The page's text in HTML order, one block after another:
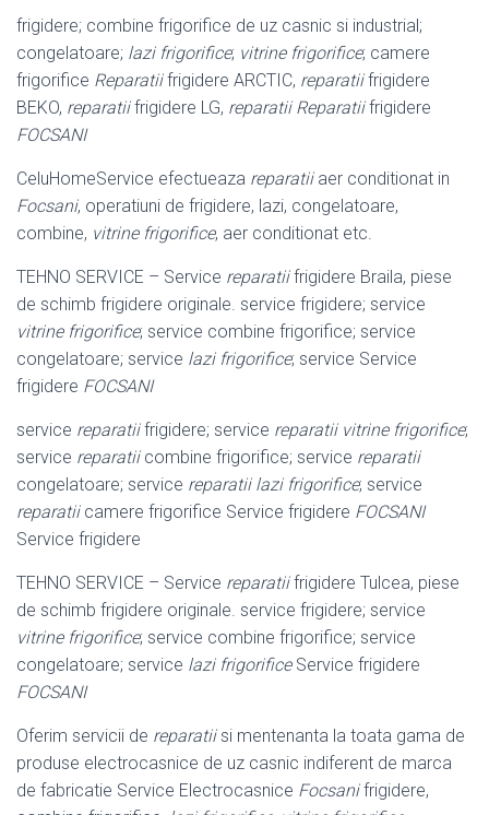
frigidere; combine frigorifice de uz casnic si industrial;
congelatoare; lazi frigorifice; vitrine frigorifice; camere
frigorifice Reparatiifrigidere ARCTIC, reparatiifrigidere
BEKO, reparatiifrigidere LG, reparatii Reparatiifrigidere
FOCSANI
CeluHomeService efectueaza reparatiiaer conditionat in
Focsani, operatiuni de frigidere, lazi, congelatoare,
combine, vitrine frigorifice, aer conditionat etc.
TEHNO SERVICE – Service reparatiifrigidere Braila, piese
de schimb frigidere originale. service frigidere; service
vitrine frigorifice; service combine frigorifice; service
congelatoare; service lazi frigorifice; service Service
frigidere FOCSANI
service reparatiifrigidere; service reparatii vitrine frigorifice;
service reparatiicombine frigorifice; service reparatii
congelatoare; service reparatii lazi frigorifice; service
reparatiicamere frigorifice Service frigidere FOCSANI
Service frigidere
TEHNO SERVICE – Service reparatiifrigidere Tulcea, piese
de schimb frigidere originale. service frigidere; service
vitrine frigorifice; service combine frigorifice; service
congelatoare; service lazi frigorificeService frigidere
FOCSANI
Oferim servicii de reparatiisi mentenanta la toata gama de
produse electrocasnice de uz casnic indiferent de marca
de fabricatie Service Electrocasnice Focsanifrigidere,